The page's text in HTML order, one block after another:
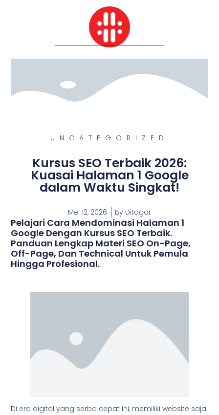
UNCATEGORIZED
Kursus SEO Terbaik 2026:
Kuasai Halaman 1 Google
dalam Waktu Singkat!
Mei 12, 2026 By Ditagar
Pelajari Cara Mendominasi Halaman 1
Google Dengan Kursus SEO Terbaik.
Panduan Lengkap Materi SEO On-Page,
Off-Page, Dan Technical Untuk Pemula
Hingga Profesional.
Di era digital yang serba cepat ini, memiliki website saja